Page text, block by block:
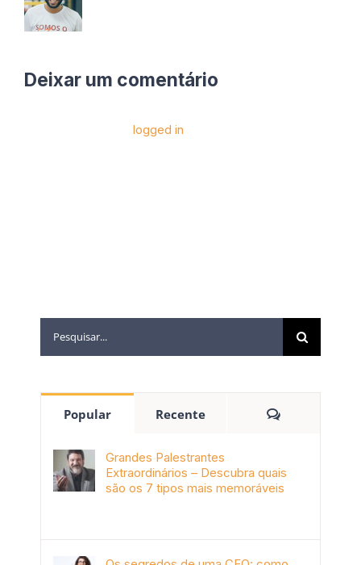
Deixar um comentário
logged in
Popular Recente
Grandes Palestrantes
Extraordinários – Descubra quais
são os 7 tipos mais memoráveis